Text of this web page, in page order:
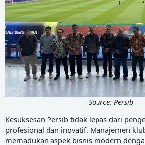
Source: Persib
Kesuksesan Persib tidak lepas dari
profesional dan inovatif. Manajemen
memadukan aspek bisnis modern